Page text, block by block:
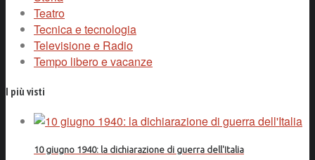
Teatro
Tecnica e tecnologia
Televisione e Radio
Tempo libero e vacanze
I più visti
10 giugno 1940: la dichiarazione di guerra dell'Italia